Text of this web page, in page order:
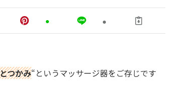
つかみ“というマッサージ器をご存じです